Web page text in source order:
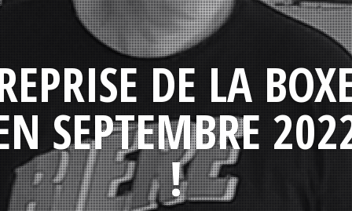
DE LA
SEPTEMBRE
!